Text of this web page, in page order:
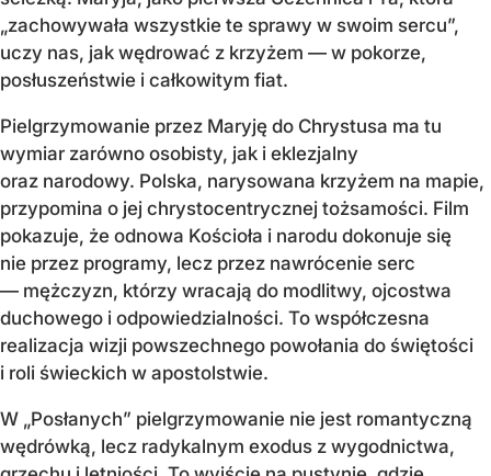
„zachowywała wszystkie te sprawy w swoim sercu”,
uczy nas, jak wędrować z krzyżem — w pokorze,
posłuszeństwie i całkowitym fiat.
Pielgrzymowanie przez Maryję do Chrystusa ma tu
wymiar zarówno osobisty, jak i eklezjalny
oraz narodowy. Polska, narysowana krzyżem na mapie,
przypomina o jej chrystocentrycznej tożsamości. Film
pokazuje, że odnowa Kościoła i narodu dokonuje się
nie przez programy, lecz przez nawrócenie serc
— mężczyzn, którzy wracają do modlitwy, ojcostwa
duchowego i odpowiedzialności. To współczesna
realizacja wizji powszechnego powołania do świętości
i roli świeckich w apostolstwie.
W „Posłanych” pielgrzymowanie nie jest romantyczną
wędrówką, lecz radykalnym exodus z wygodnictwa,